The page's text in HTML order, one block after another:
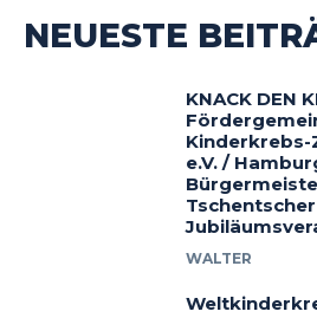
NEUESTE
KNACK DEN
e.V. /
WALTER